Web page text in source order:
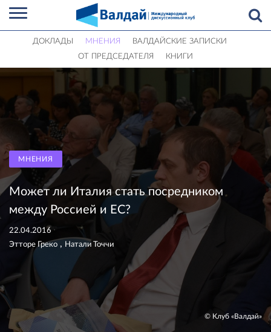
ДОКЛАДЫ МНЕНИЯ
ВАЛДАЙСКИЕ ЗАПИСКИ
ОТ ПРЕДСЕДАТЕЛЯ
КНИГИ
МНЕНИЯ
Может ли Италия стать посредником
между Россией и ЕС?
22.04.2016
Этторе Греко , Натали Точчи
© Клуб «Валдай»